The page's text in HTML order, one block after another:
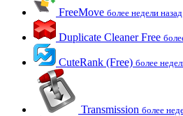
FreeMove более недели назад
Duplicate Cleaner Free
CuteRank (Free) более
Transmission более